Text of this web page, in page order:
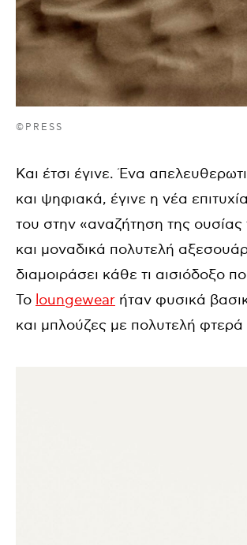
©PRESS
Και έτσι έγινε. Ένα
και ψηφιακά, έγινε η νέα
του στην «αναζήτηση της
και μοναδικά πολυτελή
διαμοιράσει κάθε τι αισιόδοξο
Το loungewear ήταν φυσικά
και μπλούζες με πολυτελή